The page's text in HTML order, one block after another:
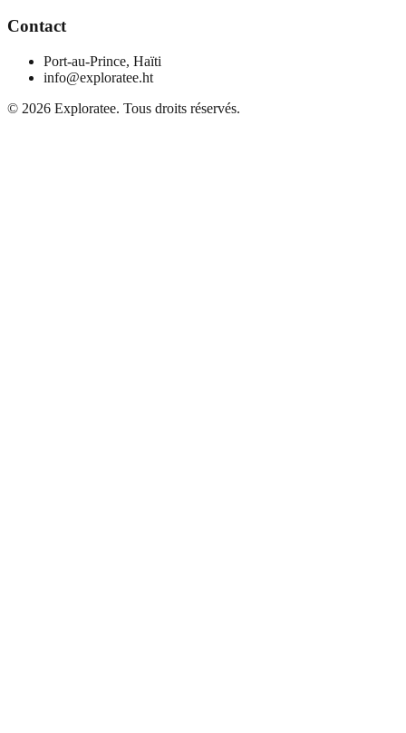
Contact
Port-au-Prince, Haïti
info@exploratee.ht
© 2026 Exploratee. Tous droits réservés.